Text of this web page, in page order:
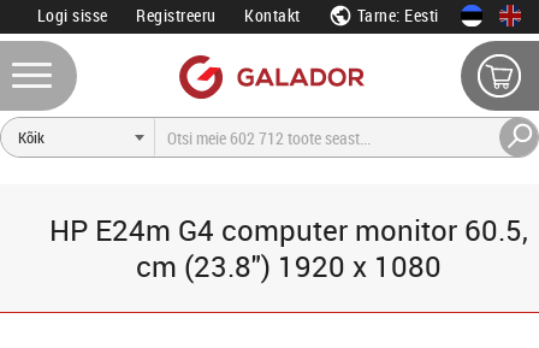
Logi sisse Registreeru Kontakt Tarne: Eesti
HP E24m G4 computer monitor 60.5,
cm (23.8") 1920 x 1080